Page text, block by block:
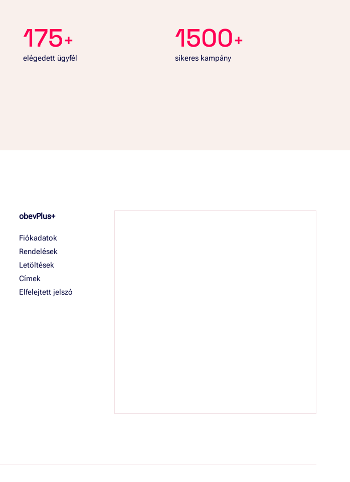
175+
elégedett ügyfél
1500+
sikeres kampány
obevPlus+
Fiókadatok
Rendelések
Letöltések
Címek
Elfelejtett jelszó